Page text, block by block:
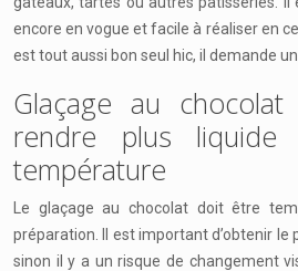
encore en vogue et facile à réaliser en
est tout aussi bon seul hic, il demande
Glaçage au
rendre plus
température
Le glaçage au chocolat doit être
préparation. Il est important d’obtenir le
sinon il y a un risque de changement